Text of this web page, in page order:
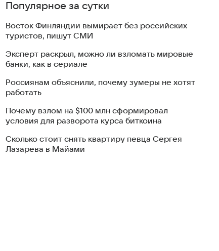
Популярное за сутки
Восток Финляндии вымирает без российских
туристов, пишут СМИ
Эксперт раскрыл, можно ли взломать мировые
банки, как в сериале
Россиянам объяснили, почему зумеры не хотят
работать
Почему взлом на $100 млн сформировал
условия для разворота курса биткоина
Сколько стоит снять квартиру певца Сергея
Лазарева в Майами